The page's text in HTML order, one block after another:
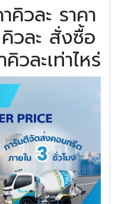
วละ ราคา
วละ สั่งซื้อ
วละเท่าไหร่